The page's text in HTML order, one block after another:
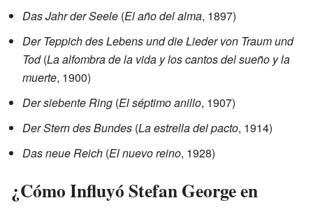
Das Jahr der Seele (El año del alma, 1897)
Der Teppich des Lebens und die Lieder von Traum und
Tod(La alfombra de la vida y los cantos del sueño y la
muerte, 1900)
Der siebente Ring (El séptimo anillo, 1907)
Der Stern des Bundes (La estrella del pacto, 1914)
Das neue Reich (El nuevo reino, 1928)
¿Cómo Influyó Stefan George en